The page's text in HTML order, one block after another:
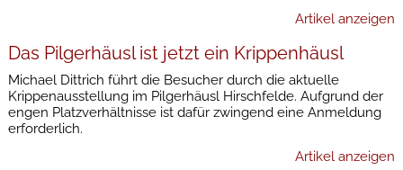
Artikel anzeigen
Das Pilgerhäusl ist jetzt ein Krippenhäusl
Michael Dittrich führt die Besucher durch die aktuelle
Krippenausstellung im Pilgerhäusl Hirschfelde. Aufgrund der
engen Platzverhältnisse ist dafür zwingend eine Anmeldung
erforderlich.
Artikel anzeigen